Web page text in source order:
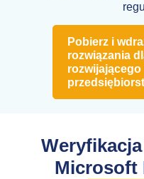
Pobierz i
rozwiązania
rozwijającego
Microsoft